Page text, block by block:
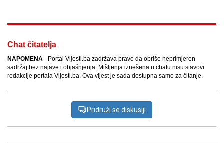
Chat čitatelja
NAPOMENA - Portal Vijesti.ba zadržava pravo da obriše neprimjeren
sadržaj bez najave i objašnjenja. Mišljenja iznešena u chatu nisu stavovi
redakcije portala Vijesti.ba. Ova vijest je sada dostupna samo za čitanje.
Pridruži se diskusiji